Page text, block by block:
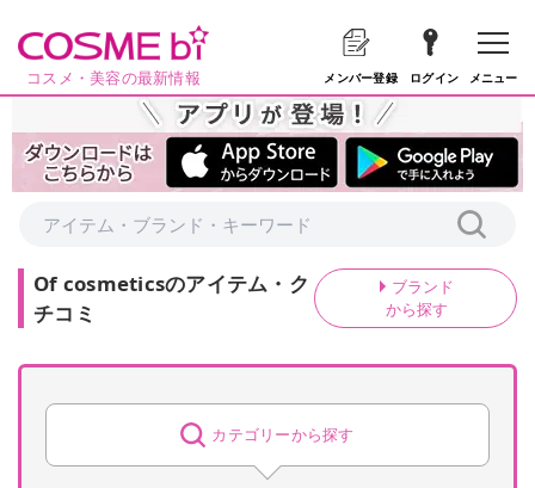
コスメ・美容の最新情報 メンバー登録 ログイン メニュー
Of cosmeticsのアイテム・ク
チコミ
ブランド
から探す
カテゴリーから探す